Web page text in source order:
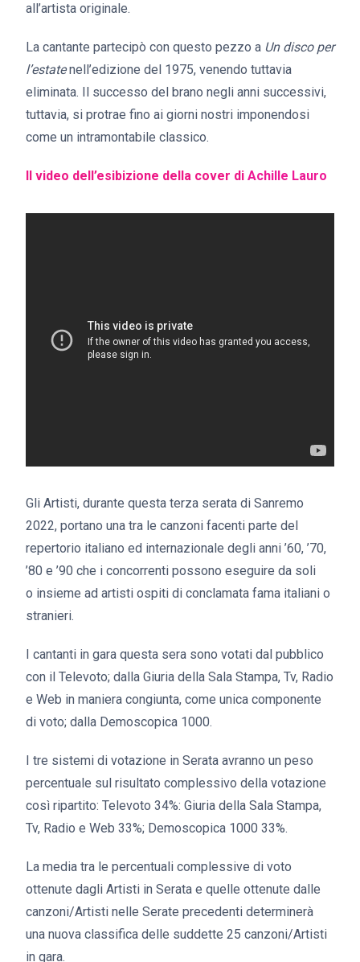
all’artista originale.
La cantante partecipò con questo pezzo a Un disco per
l’estatenell’edizione del 1975, venendo tuttavia
eliminata. Il successo del brano negli anni successivi,
tuttavia, si protrae fino ai giorni nostri imponendosi
come un intramontabile classico.
Il video dell’esibizione della cover di Achille Lauro
Gli Artisti, durante questa terza serata di Sanremo
2022, portano una tra le canzoni facenti parte del
repertorio italiano ed internazionale degli anni ’60, ’70,
’80 e ’90 che i concorrenti possono eseguire da soli
o insieme ad artisti ospiti di conclamata fama italiani o
stranieri.
I cantanti in gara questa sera sono votati dal pubblico
con il Televoto; dalla Giuria della Sala Stampa, Tv, Radio
e Web in maniera congiunta, come unica componente
di voto; dalla Demoscopica 1000.
I tre sistemi di votazione in Serata avranno un peso
percentuale sul risultato complessivo della votazione
così ripartito: Televoto 34%: Giuria della Sala Stampa,
Tv, Radio e Web 33%; Demoscopica 1000 33%.
La media tra le percentuali complessive di voto
ottenute dagli Artisti in Serata e quelle ottenute dalle
canzoni/Artisti nelle Serate precedenti determinerà
una nuova classifica delle suddette 25 canzoni/Artisti
in gara.